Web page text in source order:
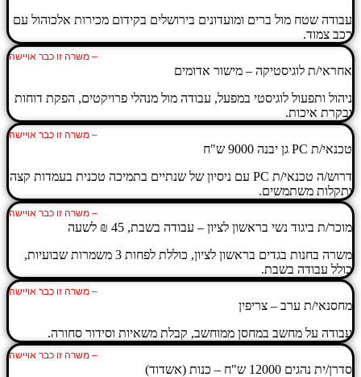
עבודה שטח מול ברים ומועדונים בירושלים בקידום מכירות אלכוהול עם
רכב צמוד.
– משרה זו כבר אויישה
אחראי/ת לוגיסטיקה – מישור אדומים
ניהול ותפעול לוגיסטי במפעל, עבודה מול מנהלי פרויקטים, הפקת דוחות
ובקרת איכות.
– משרה זו כבר אויישה
טכנאי/ת PC גן יבנה 9000 ש"ח
דרוש/ה טכנאי/ת PC עם ניסיון של שנתיים בתמיכה טכנית בעמדות קצה
ותקלות משתמשים.
– משרה זו כבר אויישה
מוכר/ת ביגוד נשי בראשון לציון – עבודה בשבת, 45 ₪ לשעה
משרה בחנות בגדים בראשון לציון, כוללת לפחות 3 משמרות שבועיות,
כולל עבודה בשבת.
– משרה זו כבר אויישה
מחסנאי/ת ערב – צריפין
עבודה על מחשב במחסן ממוחשב, קבלת משאיות וסידור סחורה.
– משרה זו כבר אויישה
סדרן/ית נהגים 12000 ש"ח – כנות (אשדוד)